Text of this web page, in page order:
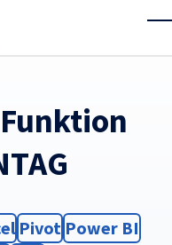
Funktion
Filter
Pivot Filter
Power BI